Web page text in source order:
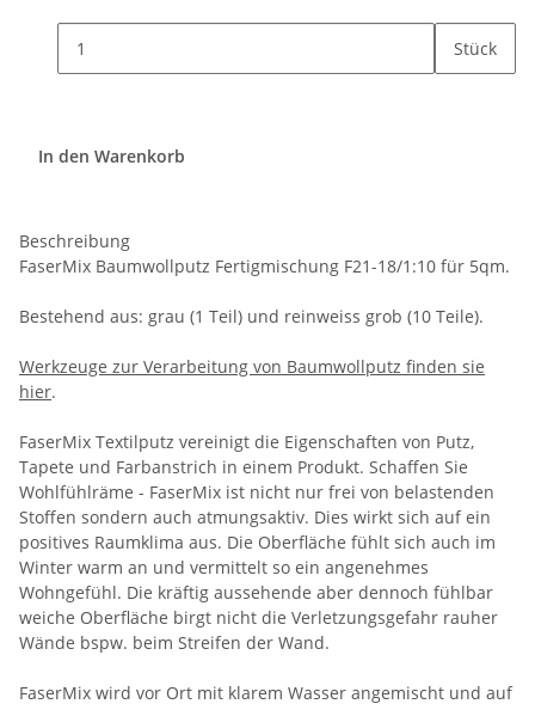
Stück
In den Warenkorb
Beschreibung
FaserMix Baumwollputz Fertigmischung F21-18/1:10 für 5qm.
Bestehend aus: grau (1 Teil) und reinweiss grob (10 Teile).
Werkzeuge zur Verarbeitung von Baumwollputz finden sie
hier.
FaserMix Textilputz vereinigt die Eigenschaften von Putz,
Tapete und Farbanstrich in einem Produkt. Schaffen Sie
Wohlfühlräme - FaserMix ist nicht nur frei von belastenden
Stoffen sondern auch atmungsaktiv. Dies wirkt sich auf ein
positives Raumklima aus. Die Oberfläche fühlt sich auch im
Winter warm an und vermittelt so ein angenehmes
Wohngefühl. Die kräftig aussehende aber dennoch fühlbar
weiche Oberfläche birgt nicht die Verletzungsgefahr rauher
Wände bspw. beim Streifen der Wand.
FaserMix wird vor Ort mit klarem Wasser angemischt und auf